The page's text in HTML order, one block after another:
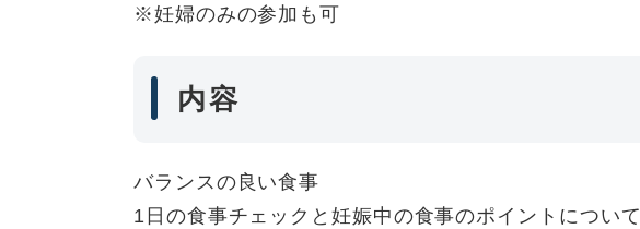
※妊婦のみの参加も可
内容
バランスの良い食事
1日の食事チェックと妊娠中の食事のポイントについて